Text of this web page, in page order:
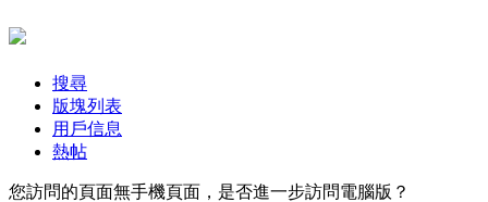
搜尋
版塊列表
用戶信息
熱帖
您訪問的頁面無手機頁面，是否進一步訪問電腦版？